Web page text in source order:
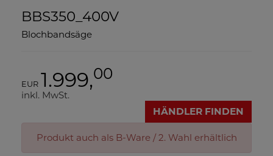
BBS350_400V
Blochbandsäge
EUR 1.999,00
inkl. MwSt.
HÄNDLER FINDEN
Produkt auch als B-Ware / 2. Wahl erhältlich